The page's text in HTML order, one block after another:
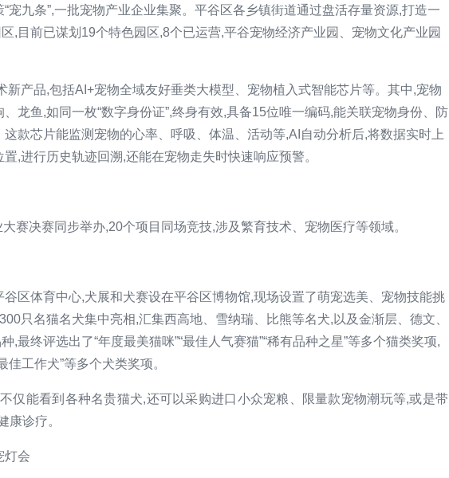
宠九条”,一批宠物产业企业集聚。平谷区各乡镇街道通过盘活存量资源,打造一
,目前已谋划19个特色园区,8个已运营,平谷宠物经济产业园、宠物文化产业园
新产品,包括AI+宠物全域友好垂类大模型、宠物植入式智能芯片等。其中,宠物
龙鱼,如同一枚“数字身份证”,终身有效,具备15位唯一编码,能关联宠物身份、防
款芯片能监测宠物的心率、呼吸、体温、活动等,AI自动分析后,将数据实时上
,进行历史轨迹回溯,还能在宠物走失时快速响应预警。
赛决赛同步举办,20个项目同场竞技,涉及繁育技术、宠物医疗等领域。
区体育中心,犬展和犬赛设在平谷区博物馆,现场设置了萌宠选美、宠物技能挑
只名猫名犬集中亮相,汇集西高地、雪纳瑞、比熊等名犬,以及金渐层、德文、
,最终评选出了“年度最美猫咪”“最佳人气赛猫”“稀有品种之星”等多个猫类奖项,
佳工作犬”等多个犬类奖项。
仅能看到各种名贵猫犬,还可以采购进口小众宠粮、限量款宠物潮玩等,或是带
康诊疗。
灯会